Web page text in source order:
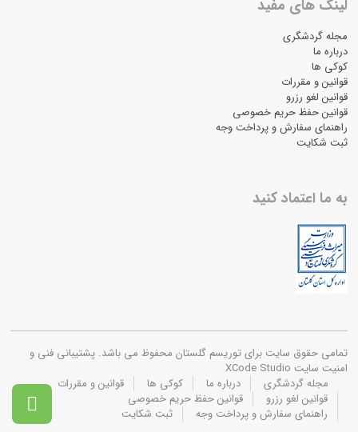

لینک های مفید
مجله گردشگری
درباره ما
کوکی ها
قوانین و مقررات
قوانین لغو رزرو
قوانین حفظ حریم خصوصی
راهنمای سفارش و پرداخت وجه
ثبت شکایت
به ما اعتماد کنید
تمامی حقوق سایت برای توریسم گلستان محفوظ می باشد. پشتیبانی فنی و
امنیت سایت XCode Studio
مجله گردشگری
درباره ما کوکی ها
قوانین و مقررات
قوانین لغو رزرو
قوانین حفظ حریم خصوصی
راهنمای سفارش و پرداخت وجه
ثبت شکایت